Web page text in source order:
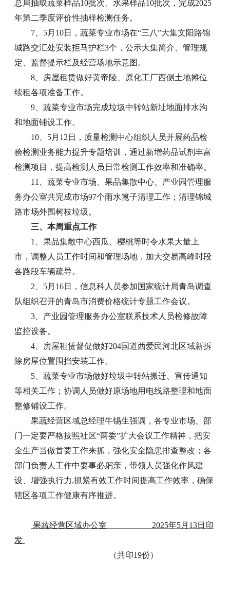
总局抽取蔬菜样品10批次、水果样品10批次，完成2025
年第二季度评价性抽样检测任务。
7、5月10日，蔬菜专业市场在“三八”大集文阳路锦
城路交汇处安装拒马护栏3个，公示大集简介、管理规
定、监督提示栏及经营场地示意图。
8、房屋租赁做好黄帝陵、原化工厂西侧土地摊位
续租各项准备工作。
9、蔬菜专业市场完成垃圾中转站新址地面排水沟
和地面铺设工作。
10、5月12日，质量检测中心组织人员开展药品检
验检测业务能力提升专题培训，通过新增药品试剂丰富
检测项目，提高检测人员日常检测工作效率和准确率。
11、蔬菜专业市场、果品集散中心、产业园管理服
务办公室共完成市场97个雨水篦子清理工作；清理锦城
路市场外围树枝垃圾。
三、本周重点工作
1、果品集散中心西瓜、樱桃等时令水果大量上
市，调整人员工作时间和管理场地，加大交易高峰时段
各路段车辆疏导。
2、5月16日，信息科人员参加国家统计局青岛调查
队组织召开的青岛市消费价格统计专题工作会议。
3、产业园管理服务办公室联系技术人员检修故障
监控设备。
4、房屋租赁督促做好204国道西爱民河北区域新拆
除房屋位置围挡安装工作。
5、蔬菜专业市场做好垃圾中转站搬迁、宣传通知
等相关工作；协调人员做好原场地用电线路整理和地面
整修铺设工作。
果蔬经营区域总经理牛锡生强调，各专业市场、部
门一定要严格按照社区“两委”扩大会议工作精神，把安
全生产当做首要工作来抓，强化安全隐患排查整改；各
部门负责人工作中要事必躬亲，带领人员强化作风建
设、增强执行力,抓紧有效工作时间提高工作效率，确保
辖区各项工作健康有序推进。
果蔬经营区域办公室 2025年5月13日印
发
（共印19份）